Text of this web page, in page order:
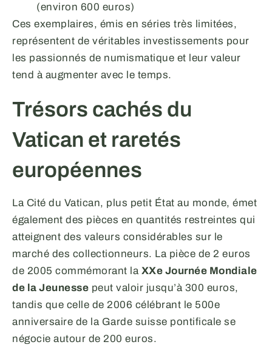
(environ 600 euros)
Ces exemplaires, émis en séries très limitées,
représentent de véritables investissements pour
les passionnés de numismatique et leur valeur
tend à augmenter avec le temps.
Trésors cachés du
Vatican et raretés
européennes
La Cité du Vatican, plus petit État au monde, émet
également des pièces en quantités restreintes qui
atteignent des valeurs considérables sur le
marché des collectionneurs. La pièce de 2 euros
de 2005 commémorant la XXe Journée Mondiale
de la Jeunesse peut valoir jusqu’à 300 euros,
tandis que celle de 2006 célébrant le 500e
anniversaire de la Garde suisse pontificale se
négocie autour de 200 euros.